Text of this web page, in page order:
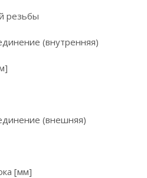
резьбы
(внутренняя)
(внешняя)
[мм]